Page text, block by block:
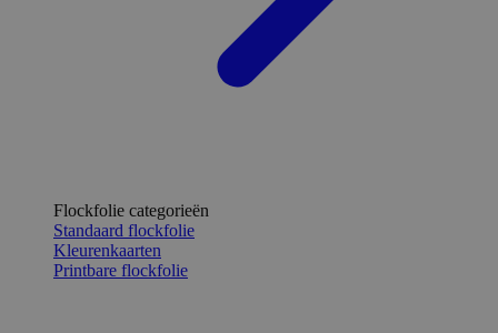
Flockfolie categorieën
Standaard flockfolie
Kleurenkaarten
Printbare flockfolie